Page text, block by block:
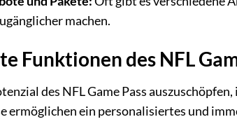
machen.
Funktionen des NFL
des NFL Game Pass
ermöglichen ein personalisiertes und